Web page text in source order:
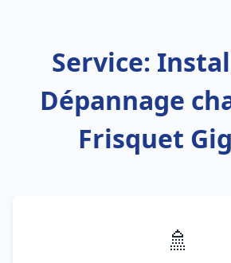
Service:
Dépannage
Frisquet
🚿